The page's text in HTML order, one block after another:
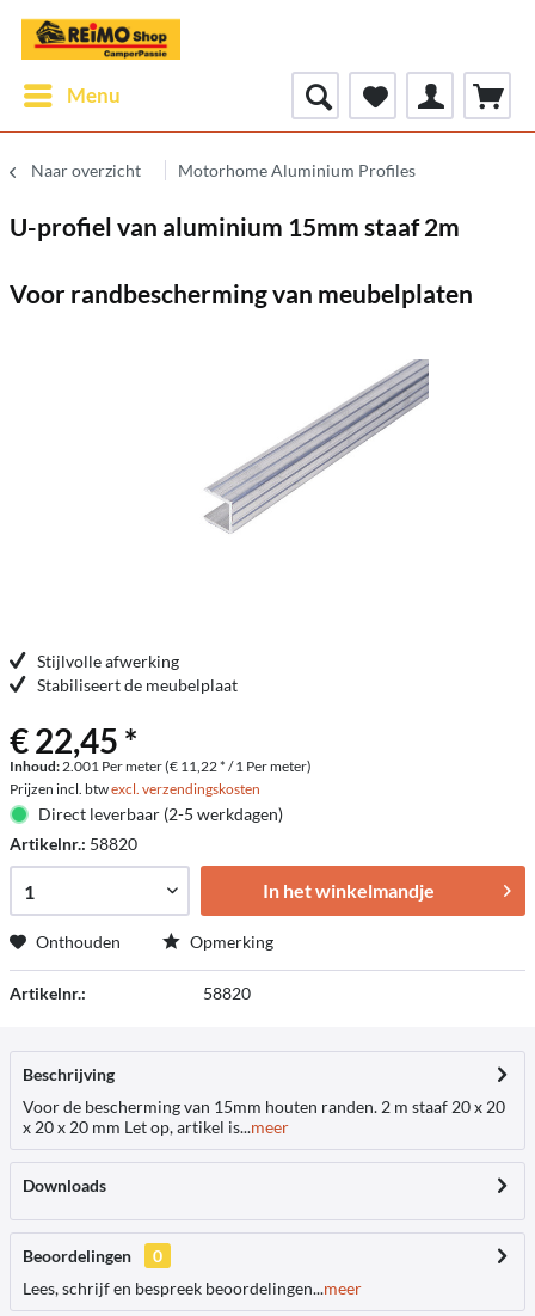
Menu
Naar overzicht Motorhome Aluminium Profiles
U-profiel van aluminium 15mm staaf 2m
Voor randbescherming van meubelplaten
Stijlvolle afwerking
Stabiliseert de meubelplaat
€ 22,45 *
Inhoud:2.001 Per meter (€ 11,22 * / 1 Per meter)
Prijzen incl. btwexcl. verzendingskosten
Direct leverbaar (2-5 werkdagen)
Artikelnr.: 58820
In het winkelmandje
Onthouden Opmerking
Artikelnr.: 58820
Beschrijving
Voor de bescherming van 15mm houten randen. 2 m staaf 20 x 20
x 20 x 20 mm Let op, artikel is...meer
Downloads
Beoordelingen
0
Lees, schrijf en bespreek beoordelingen...meer